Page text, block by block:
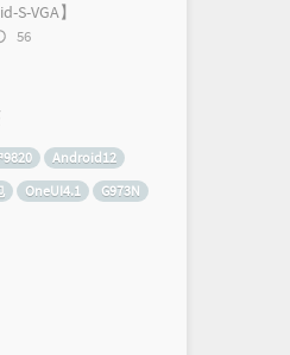
S-VGA】
评
56
Android12
OneUI4.1 G973N